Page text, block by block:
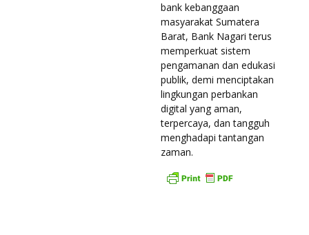
bank kebanggaan
masyarakat Sumatera
Barat, Bank Nagari terus
memperkuat sistem
pengamanan dan edukasi
publik, demi menciptakan
lingkungan perbankan
digital yang aman,
terpercaya, dan tangguh
menghadapi tantangan
zaman.